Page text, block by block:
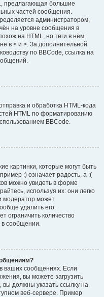
предлагающая большие
частей сообщения.
администратором,
на уровне сообщения в
на HTML, но теги в нём
в < и >. За дополнительной
по BBCode, ссылка на
и обработка HTML-кода
HTML по форматированию
BBCode.
картинки, которые могут быть
:) означает радость, а :(
можно увидеть в форме
используя их: они легко
модератор может
удалить его.
ограничить количество
в сообщении.
ваших сообщениях. Если
вы можете загрузить
должны указать ссылку на
веб-сервере. Пример